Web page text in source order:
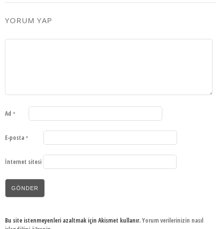
YORUM YAP
Ad *
E-posta *
İnternet sitesi
Bu site istenmeyenleri azaltmak için Akismet kullanır.Yorum verilerinizin nasıl